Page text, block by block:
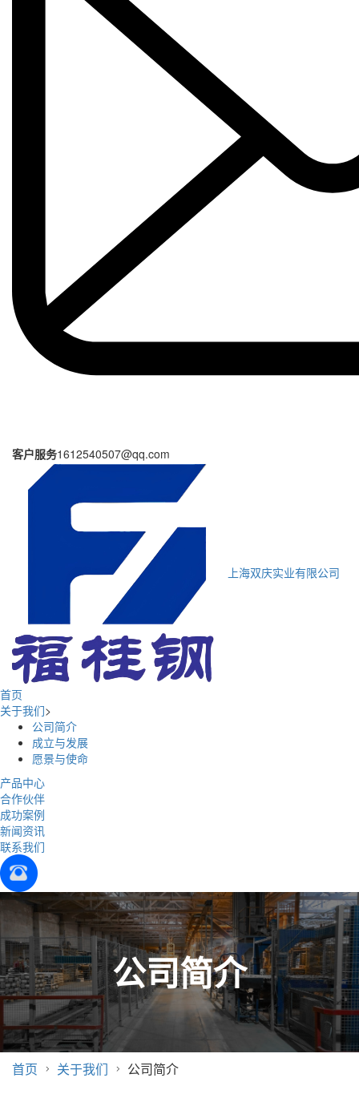
客户服务1612540507@qq.com
上海双庆实业有限公司
首页
关于我们>
公司简介
成立与发展
愿景与使命
产品中心
合作伙伴
成功案例
新闻资讯
联系我们
公司简介
首页 关于我们 公司简介